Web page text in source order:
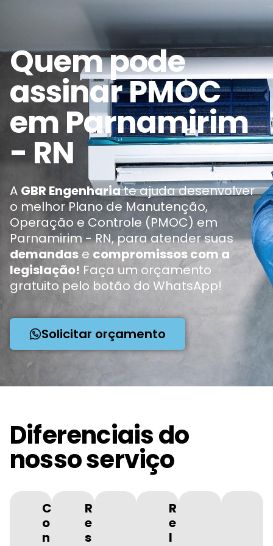
Quem pode
assinar PMOC
em Parnamirim
- RN
A GBR Engenhariate ajuda desenvolver
o melhor Plano de Manutenção,
Operação e Controle (PMOC) em
Parnamirim - RN, para atender suas
demandas e compromissos com a
legislação! Faça um orçamento
gratuito pelo botão do WhatsApp!
Solicitar orçamento
Diferenciais do
nosso serviço
C
o
n
R
e
s
R
e
l